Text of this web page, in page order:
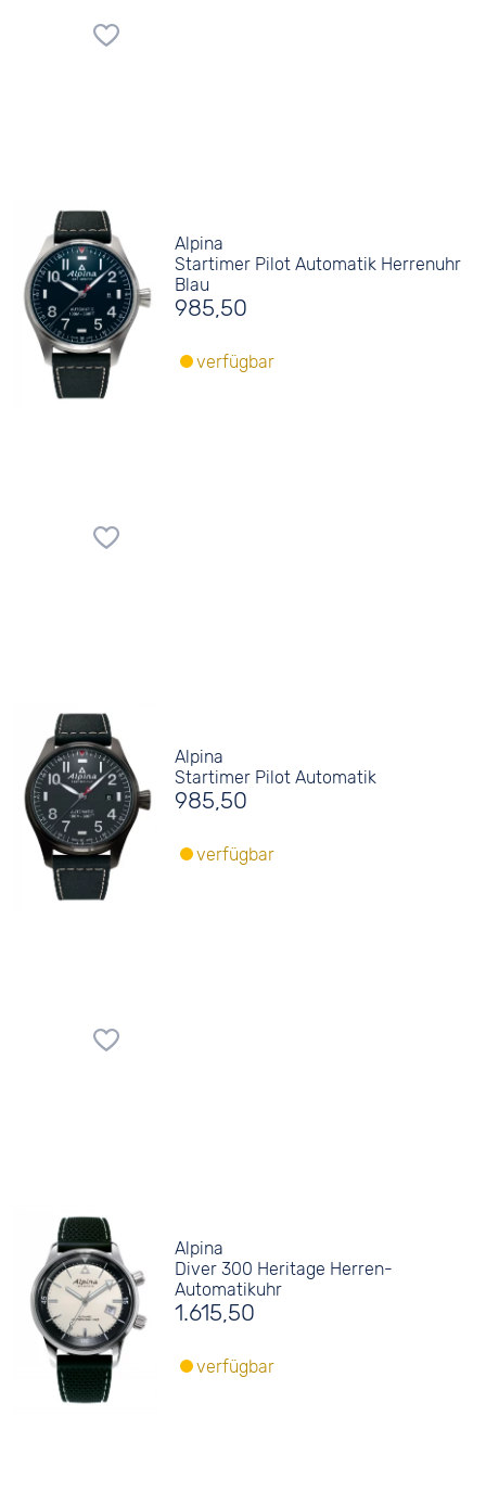
Alpina
Startimer Pilot Automatik Herrenuhr
Blau
985,50
verfügbar
Alpina
Startimer Pilot Automatik
985,50
verfügbar
Alpina
Diver 300 Heritage Herren-
Automatikuhr
1.615,50
verfügbar